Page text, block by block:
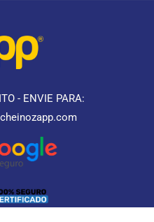
- ENVIE PARA: